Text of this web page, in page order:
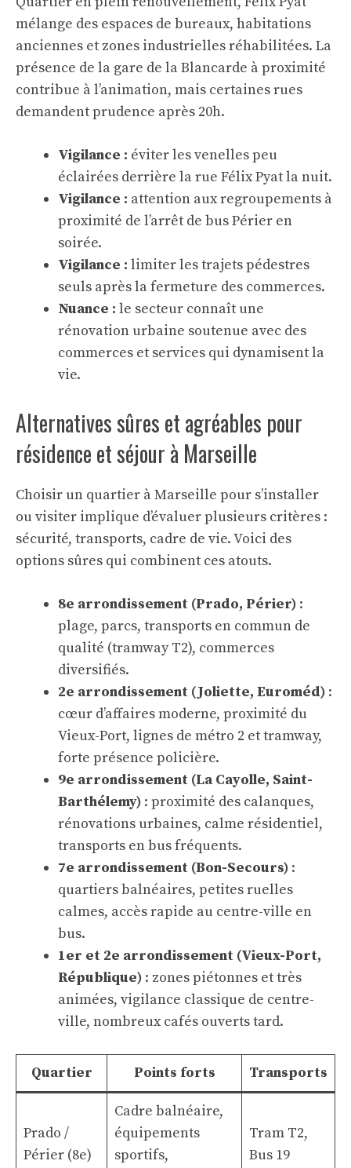
mélange des espaces de bureaux, habitations
anciennes et zones industrielles réhabilitées. La
présence de la gare de la Blancarde à proximité
contribue à l’animation, mais certaines rues
demandent prudence après 20h.
Vigilance : éviter les venelles peu
éclairées derrière la rue Félix Pyat la nuit.
Vigilance : attention aux regroupements à
proximité de l’arrêt de bus Périer en
soirée.
Vigilance : limiter les trajets pédestres
seuls après la fermeture des commerces.
Nuance : le secteur connaît une
rénovation urbaine soutenue avec des
commerces et services qui dynamisent la
vie.
Alternatives sûres et agréables pour
résidence et séjour à Marseille
Choisir un quartier à Marseille pour s’installer
ou visiter implique d’évaluer plusieurs critères :
sécurité, transports, cadre de vie. Voici des
options sûres qui combinent ces atouts.
8e arrondissement (Prado, Périer) :
plage, parcs, transports en commun de
qualité (tramway T2), commerces
diversifiés.
2e arrondissement (Joliette, Euroméd) :
cœur d’affaires moderne, proximité du
Vieux-Port, lignes de métro 2 et tramway,
forte présence policière.
9e arrondissement (La Cayolle, Saint-
Barthélemy) : proximité des calanques,
rénovations urbaines, calme résidentiel,
transports en bus fréquents.
7e arrondissement (Bon-Secours) :
quartiers balnéaires, petites ruelles
calmes, accès rapide au centre-ville en
bus.
1er et 2e arrondissement (Vieux-Port,
République) : zones piétonnes et très
animées, vigilance classique de centre-
ville, nombreux cafés ouverts tard.
Quartier Points forts Transports
Prado /
Périer (8e)
Cadre balnéaire,
équipements
sportifs,
Tram T2,
Bus 19